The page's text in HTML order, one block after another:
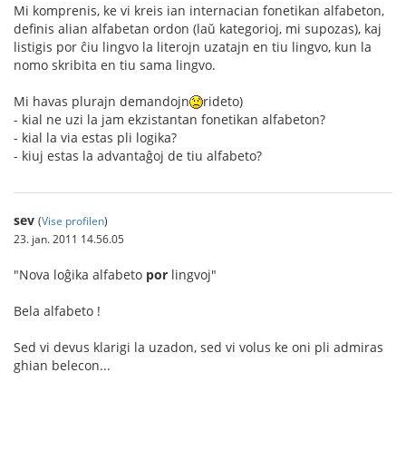
Mi komprenis, ke vi kreis ian internacian fonetikan alfabeton,
definis alian alfabetan ordon (laŭ kategorioj, mi supozas), kaj
listigis por ĉiu lingvo la literojn uzatajn en tiu lingvo, kun la
nomo skribita en tiu sama lingvo.
Mi havas plurajn demandojn
rideto)
- kial ne uzi la jam ekzistantan fonetikan alfabeton?
- kial la via estas pli logika?
- kiuj estas la advantaĝoj de tiu alfabeto?
sev (Vise profilen)
23. jan. 2011 14.56.05
"Nova loĝika alfabeto por lingvoj"
Bela alfabeto !
Sed vi devus klarigi la uzadon, sed vi volus ke oni pli admiras
ghian belecon...